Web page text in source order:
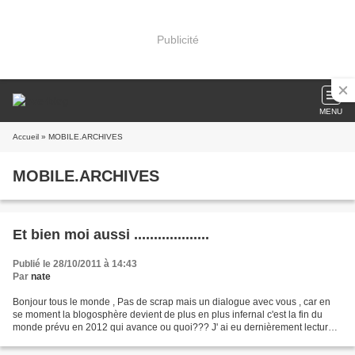
Publicité
MENU
Accueil » MOBILE.ARCHIVES
MOBILE.ARCHIVES
Et bien moi aussi ...................
Publié le 28/10/2011 à 14:43
Par nate
Bonjour tous le monde , Pas de scrap mais un dialogue avec vous , car en
se moment la blogosphère devient de plus en plus infernal c'est la fin du
monde prévu en 2012 qui avance ou quoi??? J' ai eu dernièrement lecture